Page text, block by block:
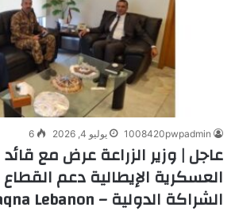
1008420pwpadmin يوليو 4, 2026 6
عاجل | وزير الزراعة عرض مع قائد
العسكرية الإيطالية دعم
الشراكة الدولية – Shafaqna Lebanon